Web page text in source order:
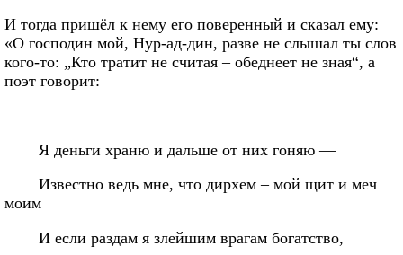
И тогда пришёл к нему его поверенный и сказал ему:
«О господин мой, Нур-ад-дин, разве не слышал ты слов
кого-то: „Кто тратит не считая – обеднеет не зная“, а
поэт говорит:
Я деньги храню и дальше от них гоняю —
Известно ведь мне, что дирхем – мой щит и меч
моим
И если раздам я злейшим врагам богатство,